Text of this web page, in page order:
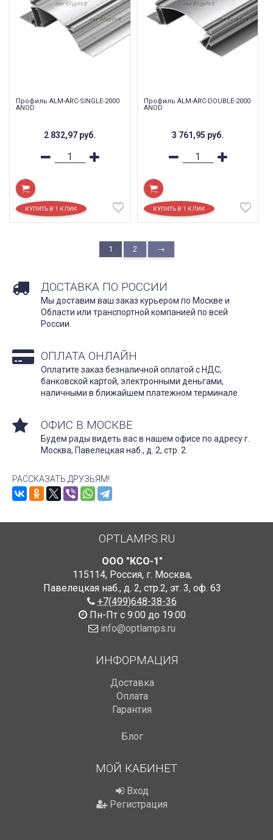
Профиль ALM-ARC-SINGLE-2000
ANOD
2 832,97 руб.
Профиль ALM-ARC-DOUBLE-2000
ANOD
3 761,95 руб.
1 2 →
ДОСТАВКА ПО РОССИИ
Мы доставим ваш заказ курьером по Москве и
Области или транспортной компанией по всей
России.
ОПЛАТА ОНЛАЙН
Оплатите заказ безналичной оплатой с НДС,
банковской картой, электронными деньгами,
наличными в ближайшем платежном терминале.
ОФИС В МОСКВЕ
Будем рады видеть вас в нашем офисе по адресу г.
Москва, Павелецкая наб., д. 2, стр. 2.
РАССКАЗАТЬ ДРУЗЬЯМ!
OPTLAMPS.RU
ООО "КСО-1"
115114, Россия, г. Москва,
Павелецкая наб., д. 2, стр.2, эт. 3, оф. 63
+7(499)648-38-36
Пн-Пт с 9:00 до 19:00
info@optlamps.ru
ИНФОРМАЦИЯ
Доставка
Оплата
Гарантия
Блог
МОЙ КАБИНЕТ
Вход
Регистрация